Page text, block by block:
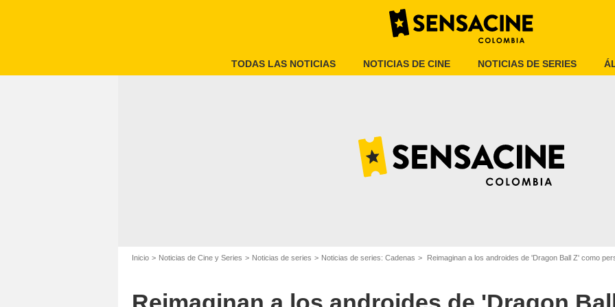
TODAS LAS NOTICIAS NOTICIAS DE CINE NOTICIAS DE SERIES
Inicio Noticias de Cine y Series Noticias de series Noticias de series: Cadenas Reimaginan a los androides de 'Dragon Ball Z' como